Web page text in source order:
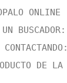
ONLINE
BUSCADOR:
DE LA